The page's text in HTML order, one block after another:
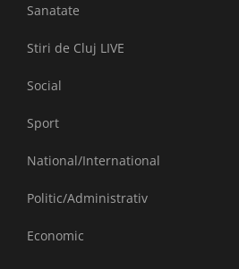
Sanatate
Stiri de Cluj LIVE
Social
Sport
National/International
Politic/Administrativ
Economic